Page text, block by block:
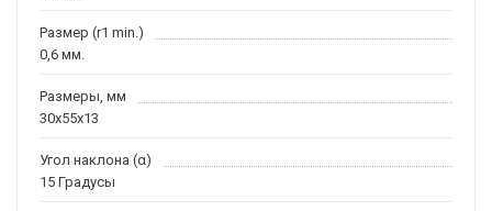
Размер (r1 min.)
0,6 мм.
Размеры, мм
30x55x13
Угол наклона (α)
15 Градусы